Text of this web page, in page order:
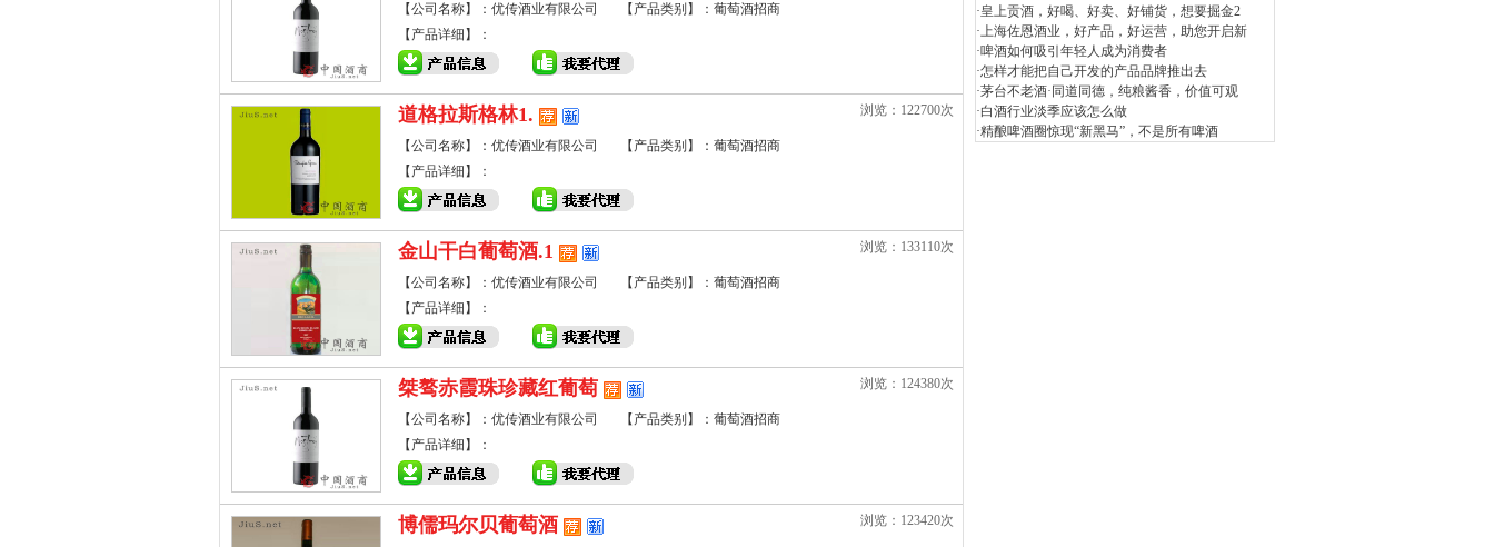
【公司名称】：优传酒业有限公司
【产品类别】：葡萄酒招商
【产品详细】：
浏览：122700次
道格拉斯格林1.
【公司名称】：优传酒业有限公司
【产品类别】：葡萄酒招商
【产品详细】：
浏览：133110次
金山干白葡萄酒.1
【公司名称】：优传酒业有限公司
【产品类别】：葡萄酒招商
【产品详细】：
浏览：124380次
桀骜赤霞珠珍藏红葡萄
【公司名称】：优传酒业有限公司
【产品类别】：葡萄酒招商
【产品详细】：
浏览：123420次
博儒玛尔贝葡萄酒
·皇上贡酒，好喝、好卖、好铺货，想要掘金2
·上海佐恩酒业，好产品，好运营，助您开启新
·啤酒如何吸引年轻人成为消费者
·怎样才能把自己开发的产品品牌推出去
·茅台不老酒·同道同德，纯粮酱香，价值可观
·白酒行业淡季应该怎么做
·精酿啤酒圈惊现“新黑马”，不是所有啤酒